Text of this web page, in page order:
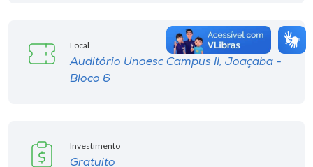
Local
Auditório Unoesc Campus II, Joaçaba -
Bloco 6
Investimento
Gratuito